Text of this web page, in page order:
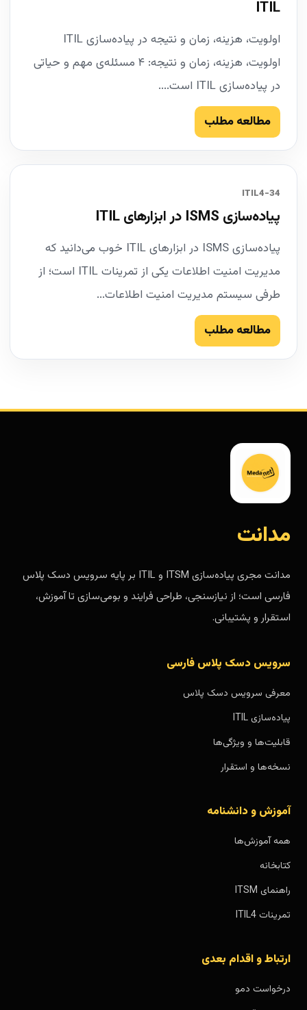
ITIL
اولویت، هزینه، زمان و نتیجه در پیاده‌سازی ITIL
اولویت، هزینه، زمان و نتیجه: ۴ مسئله‌ی مهم و حیاتی
در پیاده‌سازی ITIL است....
مطالعه مطلب
34-ITIL4
پیاده‌سازی ISMS در ابزارهای ITIL
پیاده‌سازی ISMS در ابزارهای ITIL خوب می‌دانید که
مدیریت امنیت اطلاعات یکی از تمرینات ITIL است؛ از
طرفی سیستم مدیریت امنیت اطلاعات...
مطالعه مطلب
مدانت
مدانت مجری پیاده‌سازی ITSM و ITIL بر پایه سرویس دسک پلاس
فارسی است؛ از نیازسنجی، طراحی فرایند و بومی‌سازی تا آموزش،
استقرار و پشتیبانی.
سرویس دسک پلاس فارسی
معرفی سرویس دسک پلاس
پیاده‌سازی ITIL
قابلیت‌ها و ویژگی‌ها
نسخه‌ها و استقرار
آموزش و دانشنامه
همه آموزش‌ها
کتابخانه
راهنمای ITSM
تمرینات ITIL4
ارتباط و اقدام بعدی
درخواست دمو